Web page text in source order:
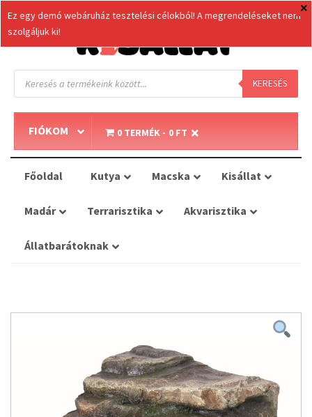
Products
search KERESÉS
FIÓKOM 0 TERMÉK 0 FT
Főoldal Kutya Macska Kisállat
Madár Terrarisztika Akvarisztika
Állatbarátoknak
Ez egy demó webáruház tesztelési célokból! A megrendeléseket nem
szolgáljuk ki!